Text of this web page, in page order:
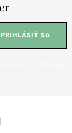
PRIHLÁSIŤ SA